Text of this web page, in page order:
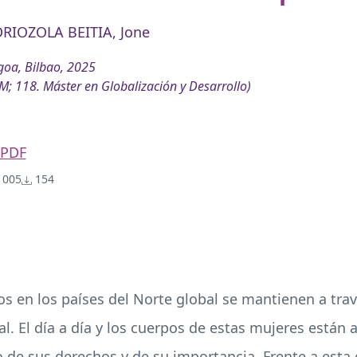
BEITIA, Jone
Bilbao, 2025
118. Máster en Globalización y Desarrollo)
PDF
154
en los países del Norte global se mantienen a
El día a día y los cuerpos de estas mujeres están